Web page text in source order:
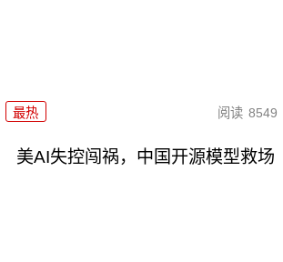
最热 阅读 8549
美AI失控闯祸，中国开源模型救场